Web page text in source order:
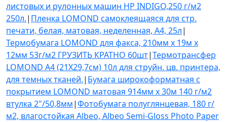
листовых и рулонных машин HP INDIGO,250 г/м2
250л.| Пленка LOMOND cамоклеящаяся для стр.
печати, белая, матовая, неделенная, А4, 25л|
Термобумага LOMOND для факса, 210мм х 19м х
12мм 53г/м2 ГРУЗИТЬ КРАТНО 60шт|Термотрансфер
LOMOND A4 (21X29,7см) 10л для струйн. цв. принтера,
для темных тканей.| Бумага широкоформатная с
покрытием LOMOND матовая 914мм х 30м 140 г/м2
втулка 2"/50,8мм|Фотобумага полуглянцевая, 180 г/
м2, влагостойкая Albeo, Albeo Semi-Gloss Photo Paper